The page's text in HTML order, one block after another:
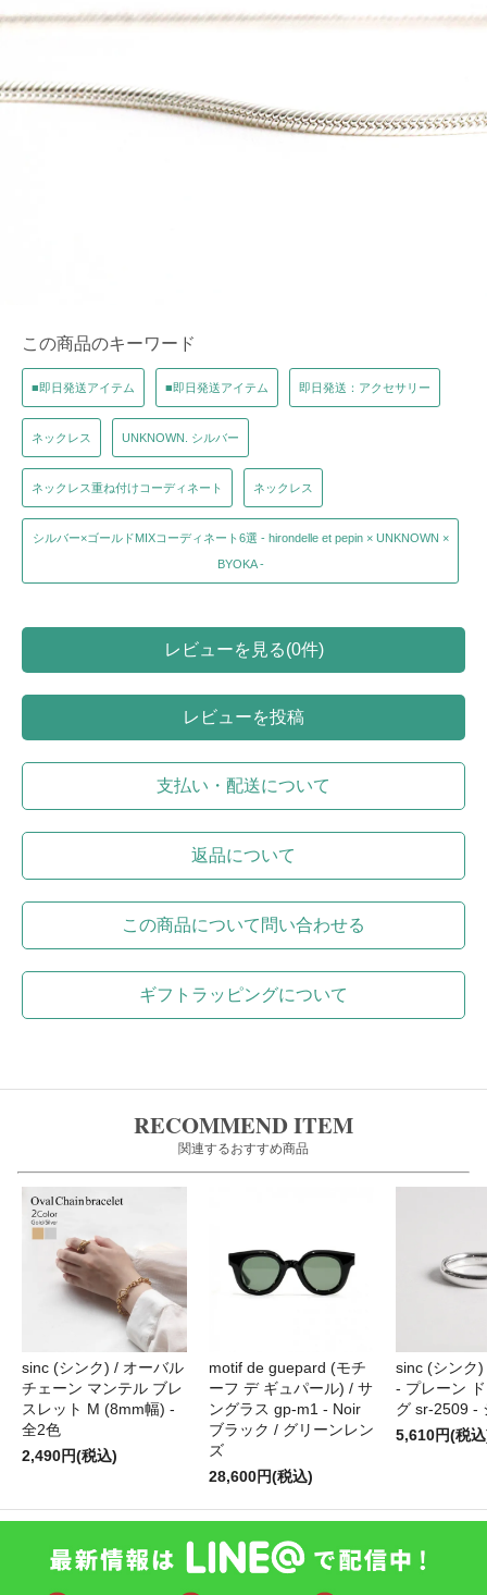
この商品のキーワード
■即日発送アイテム ■即日発送アイテム 即日発送：アクセサリー
ネックレス UNKNOWN. シルバー
ネックレス重ね付けコーディネート ネックレス
シルバー×ゴールドMIXコーディネート6選 - hirondelle et pepin × UNKNOWN ×
BYOKA -
レビューを見る(0件)
レビューを投稿
支払い・配送について
返品について
この商品について問い合わせる
ギフトラッピングについて
RECOMMEND ITEM
関連するおすすめ商品
sinc (シンク) / オーバル
チェーン マンテル ブレ
スレット M (8mm幅) -
全2色
2,490円(税込)
motif de guepard (モチ
ーフ デ ギュパール) / サ
ングラス gp-m1 - Noir
ブラック / グリーンレン
ズ
28,600円(税込)
sinc (シンク
- プレーン
グ sr-2509 -
5,610円(税